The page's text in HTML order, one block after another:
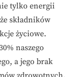
tylko energii
składników
życiowe.
naszego
a jego brak